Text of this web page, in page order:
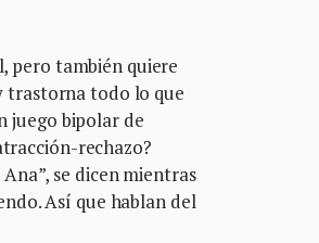
pero también quiere
trastorna todo lo que
juego bipolar de
rechazo?
se dicen mientras
Así que hablan del